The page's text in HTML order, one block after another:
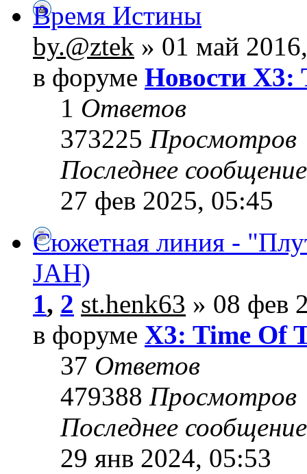
Время Истины
by.@ztek » 01 май
в форуме Новости X3:
1 Ответов
373225 Просмотров
Последнее
27 фев 2025, 05:45
Сюжетная линия -
JAH)
1, 2 st.henk63 » 08 фев
в форуме X3: Time Of
37 Ответов
479388 Просмотров
Последнее
29 янв 2024, 05:53